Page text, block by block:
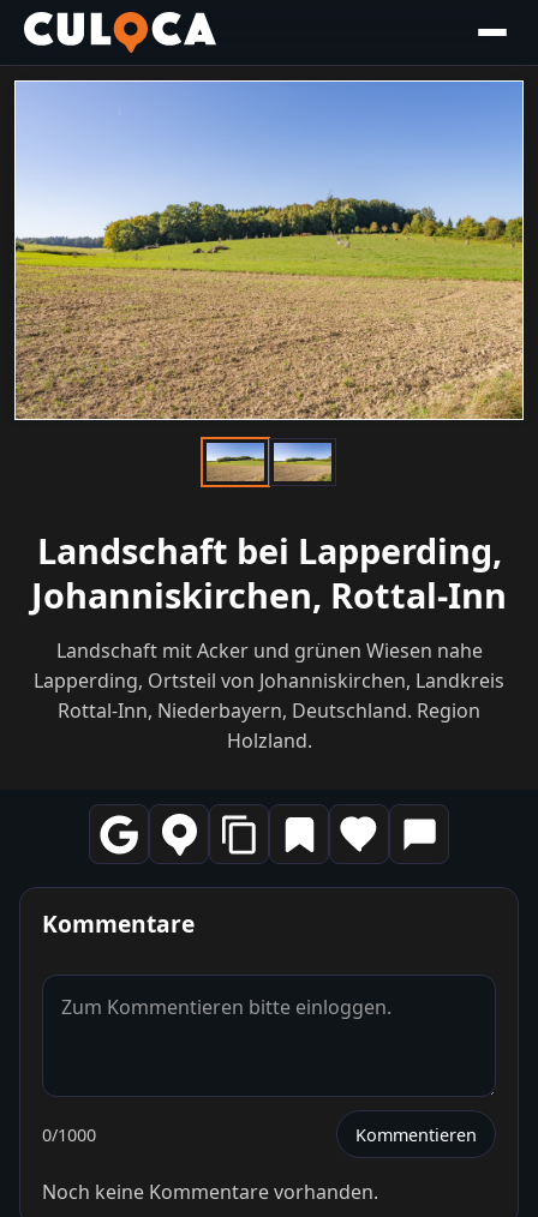
Landschaft bei Lapperding,
Johanniskirchen, Rottal-Inn
Landschaft mit Acker und grünen Wiesen nahe
Lapperding, Ortsteil von Johanniskirchen, Landkreis
Rottal-Inn, Niederbayern, Deutschland. Region
Holzland.
Kommentare
0/1000 Kommentieren
Noch keine Kommentare vorhanden.